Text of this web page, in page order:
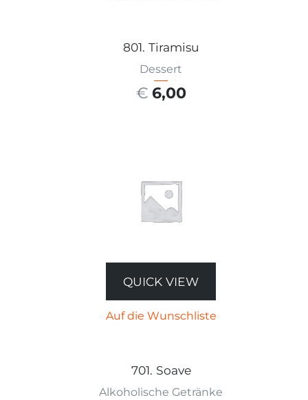
801. Tiramisu
Dessert
€ 6,00
QUICK VIEW
Auf die Wunschliste
701. Soave
Alkoholische Getränke